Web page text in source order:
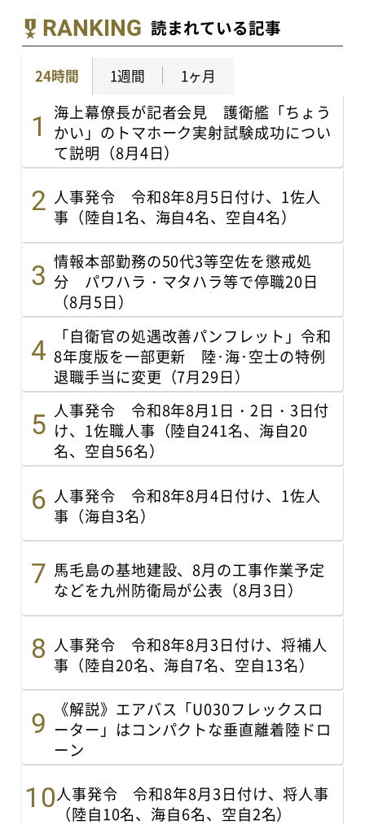
RANKING 読まれている記事
24時間 1週間 1ヶ月
海上幕僚長が記者会見 護衛艦「ちょう
かい」のトマホーク実射試験成功につい
て説明（8月4日）
人事発令 令和8年8月5日付け、1佐人
事（陸自1名、海自4名、空自4名）
情報本部勤務の50代3等空佐を懲戒処
分 パワハラ・マタハラ等で停職20日
（8月5日）
「自衛官の処遇改善パンフレット」令和
8年度版を一部更新 陸･海･空士の特例
退職手当に変更（7月29日）
人事発令 令和8年8月1日・2日・3日付
け、1佐職人事（陸自241名、海自20
名、空自56名）
人事発令 令和8年8月4日付け、1佐人
事（海自3名）
馬毛島の基地建設、8月の工事作業予定
などを九州防衛局が公表（8月3日）
人事発令 令和8年8月3日付け、将補人
事（陸自20名、海自7名、空自13名）
《解説》エアバス「U030フレックスロ
ーター」はコンパクトな垂直離着陸ドロ
ーン
人事発令 令和8年8月3日付け、将人事
（陸自10名、海自6名、空自2名）